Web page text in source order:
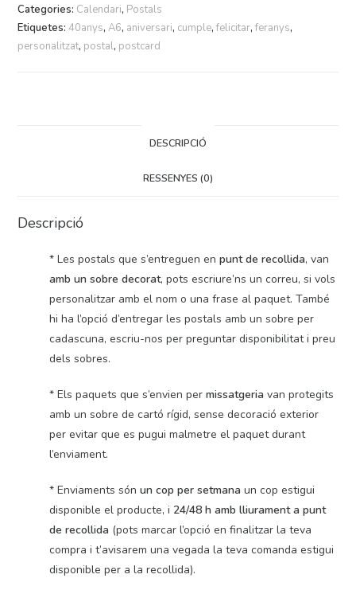
Categories: Calendari, Postals
Etiquetes:40anys,A6, aniversari, cumple,felicitar,feranys,
personalitzat, postal, postcard
DESCRIPCIÓ
RESSENYES (0)
Descripció
* Les postals que s’entreguen enpunt de recollida, van
amb un sobre decorat, pots escriure’ns un correu, si vols
personalitzar amb el nom o una frase al paquet. També
hi ha l’opció d’entregar les postals amb un sobre per
cadascuna, escriu-nos per preguntar disponibilitat i preu
dels sobres.
* Els paquets que s’envien permissatgeria van protegits
amb un sobre de cartó rígid, sense decoració exterior
per evitar que es pugui malmetre el paquet durant
l’enviament.
* Enviaments sónun cop per setmana un cop estigui
disponible el producte, i 24/48 h amb lliurament a punt
de recollida (pots marcar l’opció en finalitzar la teva
compra i t’avisarem una vegada la teva comanda estigui
disponible per a la recollida).